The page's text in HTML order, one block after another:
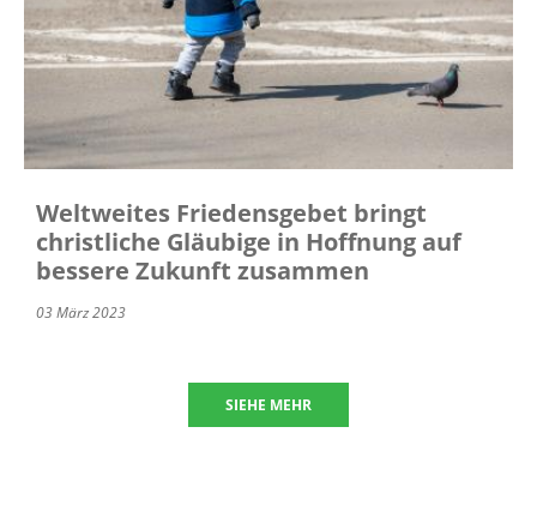
Weltweites Friedensgebet bringt
christliche Gläubige in Hoffnung auf
bessere Zukunft zusammen
03 März 2023
SIEHE MEHR